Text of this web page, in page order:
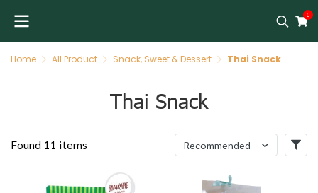
0
Home All Product Snack, Sweet & Dessert Thai Snack
Thai Snack
Found 11 items Recommended